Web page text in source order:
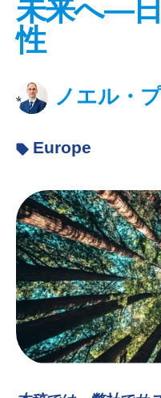
未来へ―
性
ノエル・
Europe